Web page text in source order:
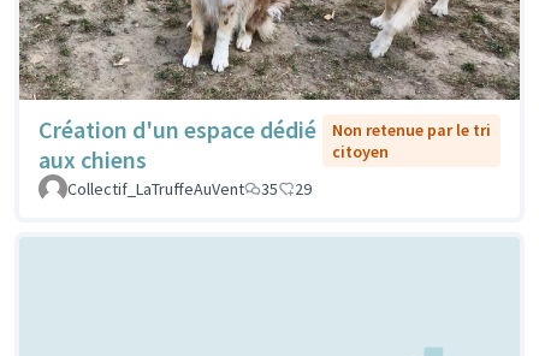
Création d'un espace dédié
aux chiens
Non retenue par le tri
citoyen
Collectif_LaTruffeAuVent
35 29